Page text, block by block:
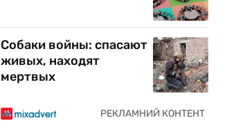
Собаки войны: спасают
живых, находят
мертвых